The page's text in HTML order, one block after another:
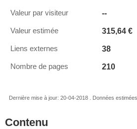
Valeur par visiteur --
Valeur estimée 315,64 €
Liens externes 38
Nombre de pages 210
Dernière mise à jour: 20-04-2018 . Données
Contenu